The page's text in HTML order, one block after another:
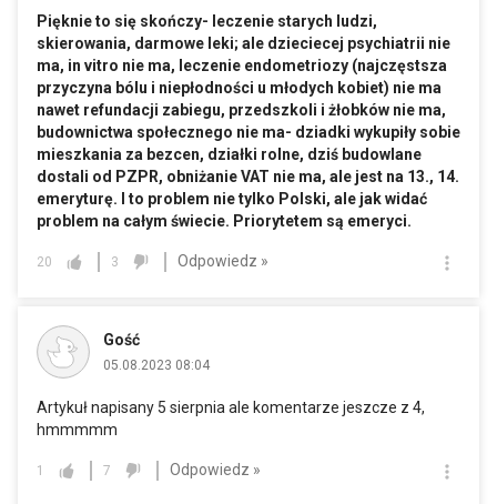
Pięknie to się skończy- leczenie starych ludzi,
skierowania, darmowe leki; ale dzieciecej psychiatrii nie
ma, in vitro nie ma, leczenie endometriozy (najczęstsza
przyczyna bólu i niepłodności u młodych kobiet) nie ma
nawet refundacji zabiegu, przedszkoli i żłobków nie ma,
budownictwa społecznego nie ma- dziadki wykupiły sobie
mieszkania za bezcen, działki rolne, dziś budowlane
dostali od PZPR, obniżanie VAT nie ma, ale jest na 13., 14.
emeryturę. I to problem nie tylko Polski, ale jak widać
problem na całym świecie. Priorytetem są emeryci.
20 3 Odpowiedz »
Gość
05.08.2023 08:04
Artykuł napisany 5 sierpnia ale komentarze jeszcze z 4,
hmmmmm
1 7 Odpowiedz »